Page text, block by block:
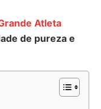
Atleta
de pureza e